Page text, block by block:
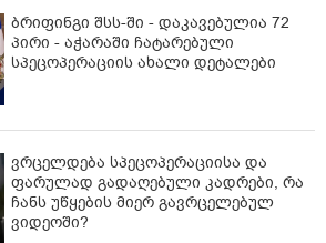
ბრიფინგი შსს-ში - დაკავებულია 72
პირი - აჭარაში ჩატარებული
სპეცოპერაციის ახალი დეტალები
ვრცელდება სპეცოპერაციისა და
ფარულად გადაღებული კადრები, რა
ჩანს უწყების მიერ გავრცელებულ
ვიდეოში?